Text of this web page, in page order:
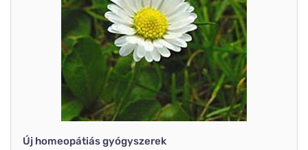
Új homeopátiás gyógyszerek